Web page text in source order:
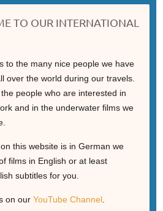
TO OUR INTERNATIONAL
to the many nice people we have
over the world during our travels.
the people who are interested in
and in the underwater films we
this website is in German we
films in English or at least
subtitles for you.
on our YouTube Channel.